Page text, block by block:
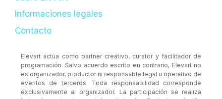
Informaciones legales
Contacto
Elevart actúa como partner creativo, curator y facilitador de
programación. Salvo acuerdo escrito en contrario, Elevart no
es organizador, productor ni responsable legal u operativo de
eventos de terceros. Toda responsabilidad corresponde
exclusivamente al organizador. La participación se realiza